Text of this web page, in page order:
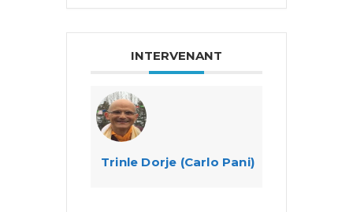
INTERVENANT
Trinle Dorje (Carlo Pani)